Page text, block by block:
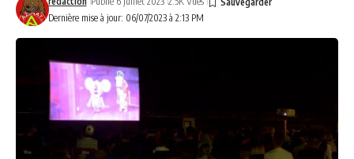
Dernière mise à jour: 06/07/2023 à 2:13 PM